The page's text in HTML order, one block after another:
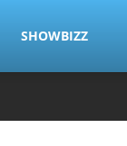
SHOWBIZZ